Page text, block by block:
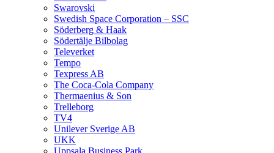
Swarovski
Swedish Space Corporation – SSC
Söderberg & Haak
Södertälje Bilbolag
Televerket
Tempo
Texpress AB
The Coca-Cola Company
Thermaenius & Son
Trelleborg
TV4
Unilever Sverige AB
UKK
Uppsala Business Park